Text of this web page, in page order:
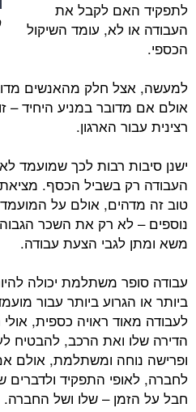
לתפקיד האם לקבל את
העבודה או לא, עומד השיקול
הכספי.
למעשה, אצל חלק מהאנשים
אולם אם מדובר במניע היחיד –
רצינית עבור הארגון.
ישנן סיבות רבות לכך שמועמד
העבודה רק בשביל הכסף.
טוב זה מדהים, אולם על
נוספים – לא רק את השכר
משא ומתן לגבי הצעת עבודה.
עבודה סופר משתלמת יכולה
ביותר או הגרוע ביותר עבור
לעבודה מאוד ראויה כספית,
הדירה שלו ואת הרכב, להבטיח
ופרישה נוחה ומשתלמת, אולם
לחברה, לאופי התפקיד ולדברים
חבל על הזמן – שלו ושל החברה.